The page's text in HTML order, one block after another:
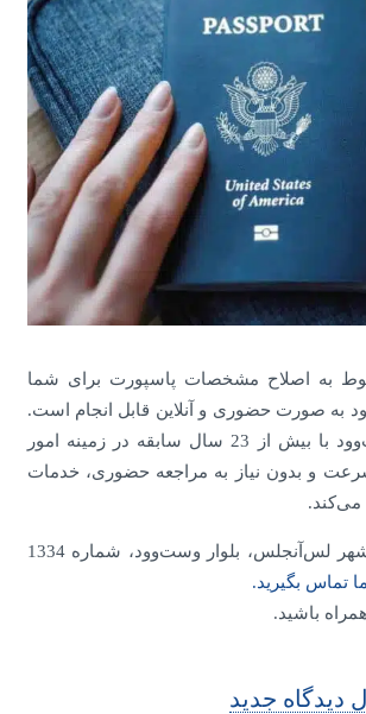
به اصلاح مشخصات پاسپورت برای شما
به صورت حضوری و آنلاین قابل انجام است.
دفتر خدماتی وست‌وود با بیش از 23 سال سابقه در زمینه امور
و بدون نیاز به مراجعه حضوری، خدمات
می‌کند.
دفتر وست‌وود در شهر لس‌آنجلس، بلوار وست‌وود، شماره 1334
ما تماس بگیرید.
باشید.
دیدگاه جدید